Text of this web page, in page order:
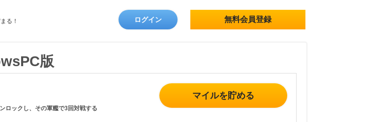
る！ ログイン 無料会員登録
版
ロックし、その軍艦で3回対戦する
マイルを貯める